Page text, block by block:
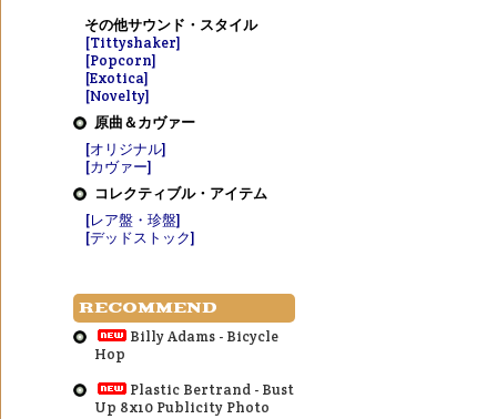
その他サウンド・スタイル
[Tittyshaker]
[Popcorn]
[Exotica]
[Novelty]
原曲＆カヴァー
[オリジナル]
[カヴァー]
コレクティブル・アイテム
[レア盤・珍盤]
[デッドストック]
RECOMMEND
Billy Adams - Bicycle
Hop
Plastic Bertrand - Bust
Up 8x10 Publicity Photo